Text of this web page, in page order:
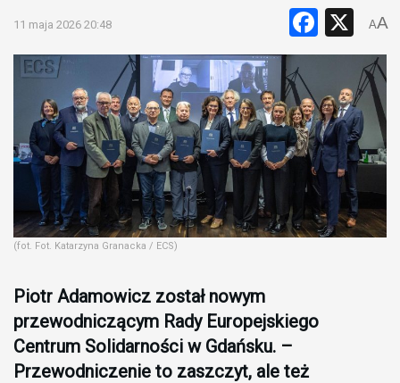
11 maja 2026 20:48 X
AA
(fot. Fot. Katarzyna Granacka / ECS)
Piotr Adamowicz został nowym
przewodniczącym Rady Europejskiego
Centrum Solidarności w Gdańsku. –
Przewodniczenie to zaszczyt, ale też